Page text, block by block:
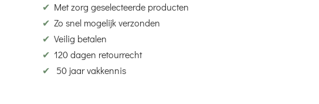
✔ Met zorg geselecteerde producten
✔ Zo snel mogelijk verzonden
✔ Veilig betalen
✔ 120 dagen retourrecht
✔
50 jaar vakkennis